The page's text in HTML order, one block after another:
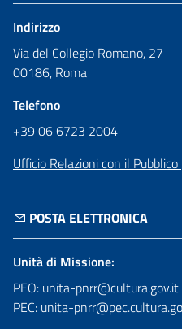
Indirizzo
Via del Collegio Romano, 27
00186, Roma
Telefono
+39 06 6723 2004
Ufficio Relazioni con il Pubblico
POSTA ELETTRONICA
Unità di Missione:
PEO: unita-pnrr@cultura.gov.it
PEC: unita-